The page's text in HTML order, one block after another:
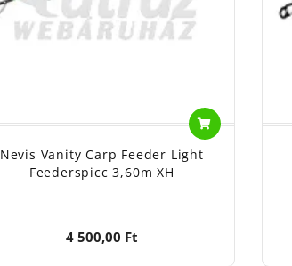
Nevis Vanity Carp Feeder Light
Feederspicc 3,60m XH
4 500,00 Ft